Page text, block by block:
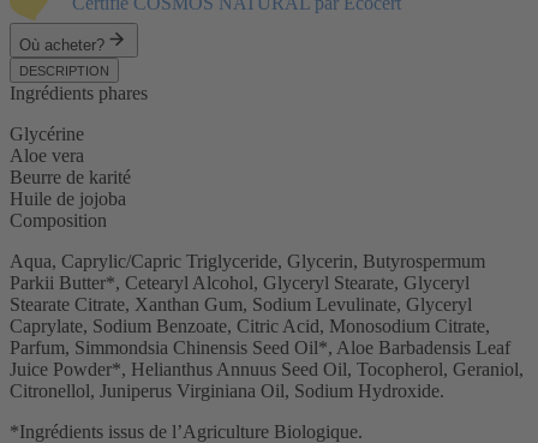
Où acheter?
DESCRIPTION
Ingrédients phares
Glycérine
Aloe vera
Beurre de karité
Huile de jojoba
Composition
Aqua, Caprylic/Capric Triglyceride, Glycerin, Butyrospermum
Parkii Butter*, Cetearyl Alcohol, Glyceryl Stearate, Glyceryl
Stearate Citrate, Xanthan Gum, Sodium Levulinate, Glyceryl
Caprylate, Sodium Benzoate, Citric Acid, Monosodium Citrate,
Parfum, Simmondsia Chinensis Seed Oil*, Aloe Barbadensis Leaf
Juice Powder*, Helianthus Annuus Seed Oil, Tocopherol, Geraniol,
Citronellol, Juniperus Virginiana Oil, Sodium Hydroxide.
*Ingrédients issus de l’Agriculture Biologique.